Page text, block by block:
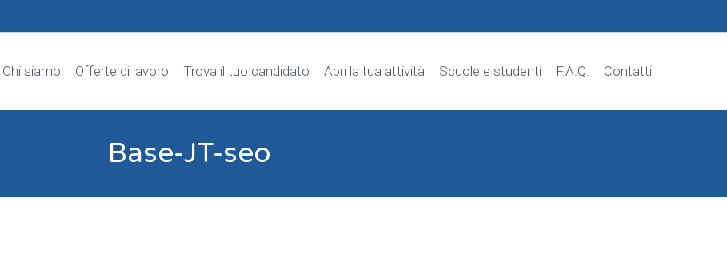
Chi siamo Offerte di lavoro Trova il tuo candidato Apri la tua attività Scuole e studenti F.A.Q. Contatti
Base-JT-seo